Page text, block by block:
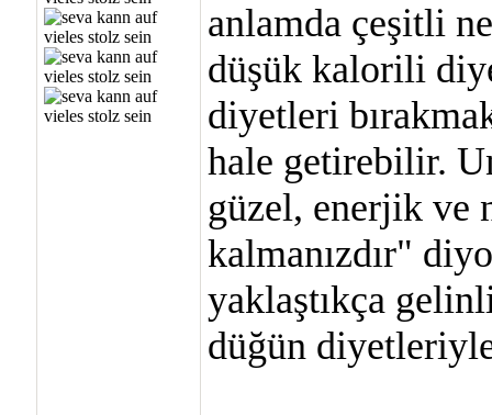
anlamda çeşitli
düşük kalorili
diyetleri
hale getirebilir.
güzel, enerjik ve
kalmanızdır"
yaklaştıkça
düğün